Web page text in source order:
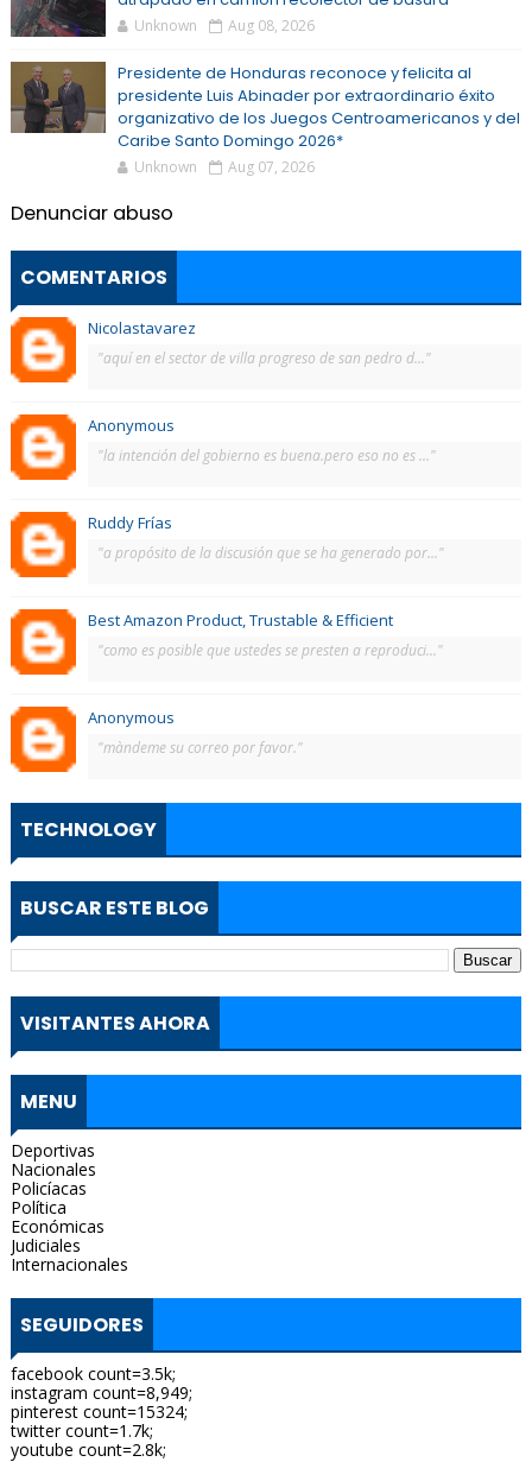
Unknown Aug 08, 2026
Presidente de Honduras reconoce y felicita al
presidente Luis Abinader por extraordinario éxito
organizativo de los Juegos Centroamericanos y del
Caribe Santo Domingo 2026*
Unknown Aug 07, 2026
Denunciar abuso
COMENTARIOS
Nicolastavarez
"aquí en el sector de villa progreso de san pedro d..."
Anonymous
"la intención del gobierno es buena.pero eso no es ..."
Ruddy Frías
"a propósito de la discusión que se ha generado por..."
Best Amazon Product, Trustable & Efficient
"como es posible que ustedes se presten a reproduci..."
Anonymous
"màndeme su correo por favor."
TECHNOLOGY
BUSCAR ESTE BLOG
VISITANTES AHORA
MENU
Deportivas
Nacionales
Policíacas
Política
Económicas
Judiciales
Internacionales
SEGUIDORES
facebook count=3.5k;
instagram count=8,949;
pinterest count=15324;
twitter count=1.7k;
youtube count=2.8k;